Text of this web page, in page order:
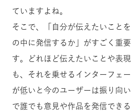
ていますよね。
そこで、「自分が伝えたいこと
の中に発信するか」がすごく重
す。どれほど伝えたいことや表
も、それを乗せるインターフェ
が低いと今のユーザーは振り向
で誰でも意見や作品を発信でき